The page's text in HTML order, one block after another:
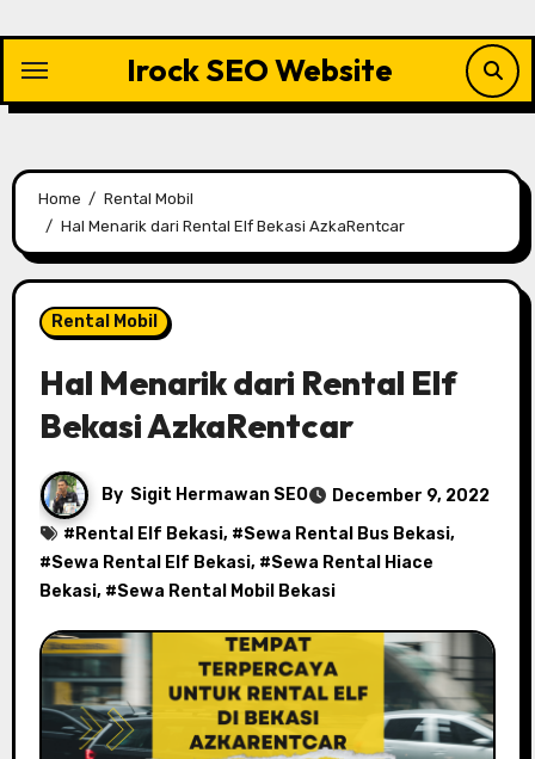
content
Irock SEO Website
Home
Rental Mobil
Hal Menarik dari Rental Elf Bekasi AzkaRentcar
Rental Mobil
Hal Menarik dari Rental Elf
Bekasi AzkaRentcar
By Sigit Hermawan SEO
December 9, 2022
# Rental Elf Bekasi, #Sewa Rental Bus Bekasi,
#Sewa Rental Elf Bekasi, #Sewa Rental Hiace
Bekasi, #Sewa Rental Mobil Bekasi